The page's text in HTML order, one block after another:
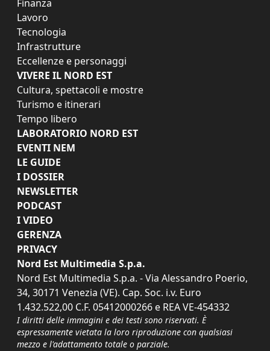
Finanza
Lavoro
Tecnologia
Infrastrutture
Eccellenze e personaggi
VIVERE IL NORD EST
Cultura, spettacoli e mostre
Turismo e itinerari
Tempo libero
LABORATORIO NORD EST
EVENTI NEM
LE GUIDE
I DOSSIER
NEWSLETTER
PODCAST
I VIDEO
GERENZA
PRIVACY
Nord Est Multimedia S.p.a.
Nord Est Multimedia S.p.a. - Via Alessandro Poerio,
34, 30171 Venezia (VE). Cap. Soc. i.v. Euro
1.432.522,00 C.F. 05412000266 e REA VE-454332
I diritti delle immagini e dei testi sono riservati. È
espressamente vietata la loro riproduzione con qualsiasi
mezzo e l'adattamento totale o parziale.